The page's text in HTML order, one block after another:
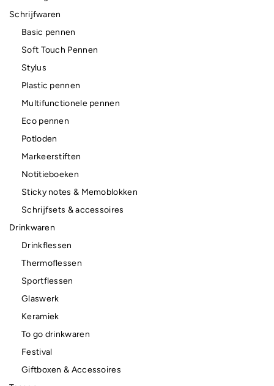
Schrijfwaren
Basic pennen
Soft Touch Pennen
Stylus
Plastic pennen
Multifunctionele pennen
Eco pennen
Potloden
Markeerstiften
Notitieboeken
Sticky notes & Memoblokken
Schrijfsets & accessoires
Drinkwaren
Drinkflessen
Thermoflessen
Sportflessen
Glaswerk
Keramiek
To go drinkwaren
Festival
Giftboxen & Accessoires